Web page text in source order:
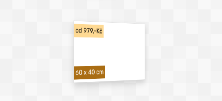
od 979,-Kč
60 x 40 cm